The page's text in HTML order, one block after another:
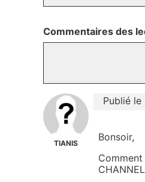
Commentaires des
TIANIS
Publié le
Bonsoir,